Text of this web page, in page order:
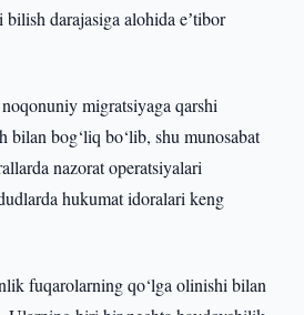
darajasiga alohida eʼtibor
migratsiyaga qarshi
bilan bog‘liq bo‘lib, shu munosabat
nazorat operatsiyalari
hukumat idoralari keng
fuqarolarning qo‘lga olinishi bilan